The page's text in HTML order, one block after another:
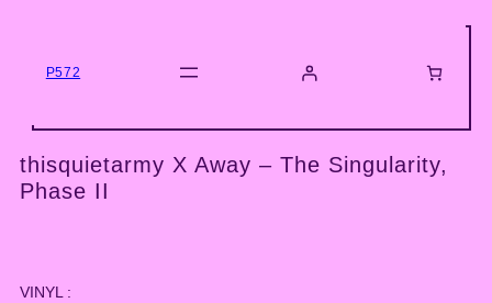
contentP572
thisquietarmy X Away – The Singularity,
Phase II
VINYL :